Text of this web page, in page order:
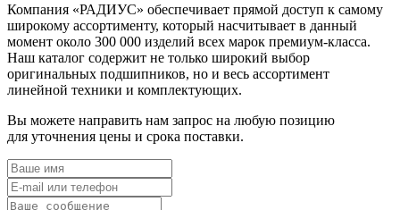
Компания «РАДИУС» обеспечивает прямой доступ к самому
широкому ассортименту, который насчитывает в данный
момент около 300 000 изделий всех марок премиум-класса.
Наш каталог содержит не только широкий выбор
оригинальных подшипников, но и весь ассортимент
линейной техники и комплектующих.
Вы можете направить нам запрос на любую позицию
для уточнения цены и срока поставки.